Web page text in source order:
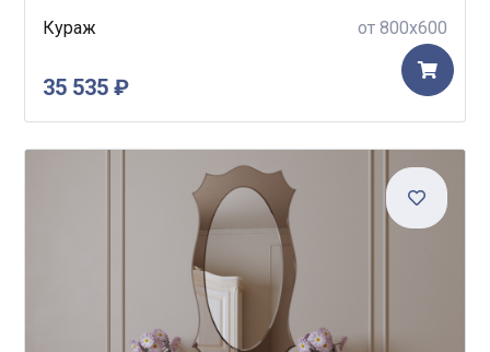
Кураж от 800x600
35 535 ₽